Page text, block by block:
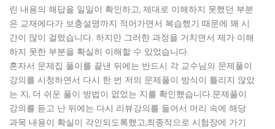
린 내용의 해답을 일일이 확인하고, 제대로 이해하지 못했던 부분
은 교재에다가 보충설명까지 적어가면서 복습했기 때문에 꽤 시
간이 많이 걸렸습니다. 하지만 그러한 과정을 거치면서 제가 이해
하지 못한 부분을 확실히 이해할 수 있었습니다.
혼자서 문제집 풀이를 끝낸 뒤에는 반드시 각 교수님의 문제풀이
강의를 시청하면서 다시 한 번 저의 문제풀이 방식이 틀리지 않았
는 지, 더 쉬운 풀이 방법이 없었는 지를 확인했습니다.문제풀이
강의를 듣고 난 뒤에는 다시 리뷰강의를 들어서 머리 속에 해당
과목 내용이 확실이 각인되도록했고,최종적으로 시험장에 가기